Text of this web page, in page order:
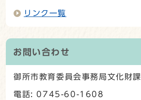
リンク一覧
お問い合わせ
御所市教育委員会事務局文化財課
電話: 0745-60-1608